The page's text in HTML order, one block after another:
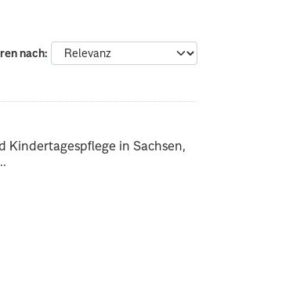
nach
Kindertagespflege in Sachsen,